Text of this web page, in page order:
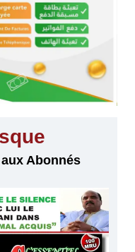
Abonnés